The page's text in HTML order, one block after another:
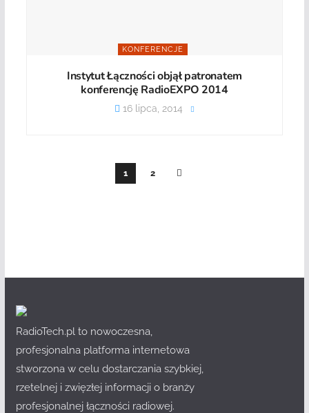
KONFERENCJE
Instytut Łączności objął patronatem
konferencję RadioEXPO 2014
16 lipca, 2014
1 2
RadioTech.pl to nowoczesna,
profesjonalna platforma internetowa
stworzona w celu dostarczania szybkiej,
rzetelnej i zwięzłej informacji o branży
profesjonalnej łączności radiowej.